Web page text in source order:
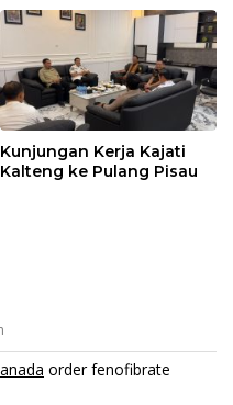
Kunjungan Kerja Kajati
Kalteng ke Pulang Pisau
order fenofibrate